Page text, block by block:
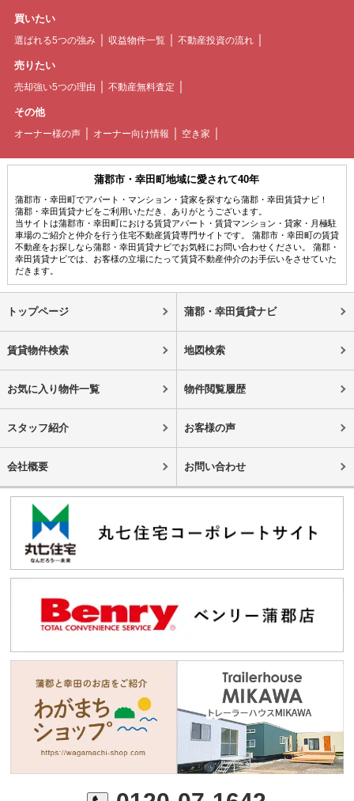
買いたい
選ばれる5つの強み 収益物件一覧 不動産投資の流れ
売りたい
売却強い5つの理由 不動産無料査定
その他
オーナー様の声 オーナー向け情報 空き家
蒲郡市・幸田町地域に愛されて40年
蒲郡市・幸田町でアパート・マンション・貸家を探すなら蒲郡・幸田賃貸ナビ！
蒲郡・幸田賃貸ナビをご利用いただき、ありがとうございます。
当サイトは蒲郡市・幸田町における賃貸アパート・賃貸マンション・貸家・月極駐
車場のご紹介と仲介を行う住宅不動産賃貸専門サイトです。 蒲郡市・幸田町の賃貸
不動産をお探しなら蒲郡・幸田賃貸ナビでお気軽にお問い合わせください。 蒲郡・
幸田賃貸ナビでは、お客様の立場にたって賃貸不動産仲介のお手伝いをさせていた
だきます。
トップページ 蒲郡・幸田賃貸ナビ
賃貸物件検索 地図検索
お気に入り物件一覧 物件閲覧履歴
スタッフ紹介 お客様の声
会社概要 お問い合わせ